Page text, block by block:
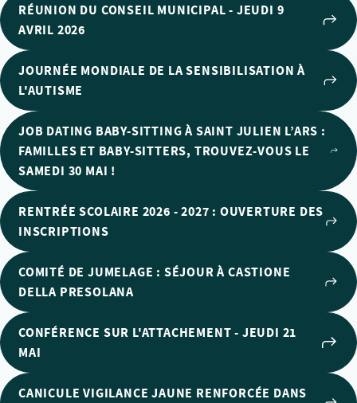
RÉUNION DU CONSEIL MUNICIPAL - JEUDI 9
AVRIL 2026
JOURNÉE MONDIALE DE LA SENSIBILISATION À
L'AUTISME
JOB DATING BABY-SITTING À SAINT JULIEN L’ARS :
FAMILLES ET BABY-SITTERS, TROUVEZ-VOUS LE
SAMEDI 30 MAI !
RENTRÉE SCOLAIRE 2026 - 2027 : OUVERTURE DES
INSCRIPTIONS
COMITÉ DE JUMELAGE : SÉJOUR À CASTIONE
DELLA PRESOLANA
CONFÉRENCE SUR L'ATTACHEMENT - JEUDI 21
MAI
CANICULE VIGILANCE JAUNE RENFORCÉE DANS